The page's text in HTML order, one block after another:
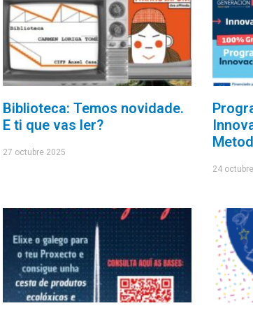
Biblioteca: Temos novidade.
E ti que vas ler?
27 octubre 2025
24